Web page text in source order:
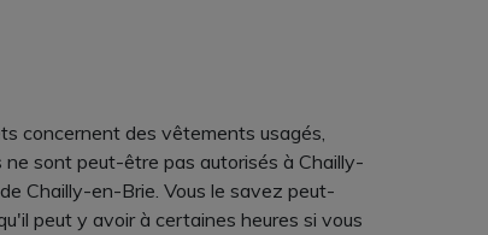
concernent des vêtements usagés,
sont peut-être pas autorisés à Chailly-
Chailly-en-Brie. Vous le savez peut-
peut y avoir à certaines heures si vous